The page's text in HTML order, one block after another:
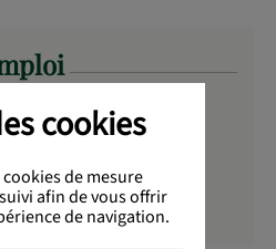
une alimentation
de vie sain. Ne pas
recommandée.
enfants.
cookies
de mesure
afin de vous offrir
de navigation.